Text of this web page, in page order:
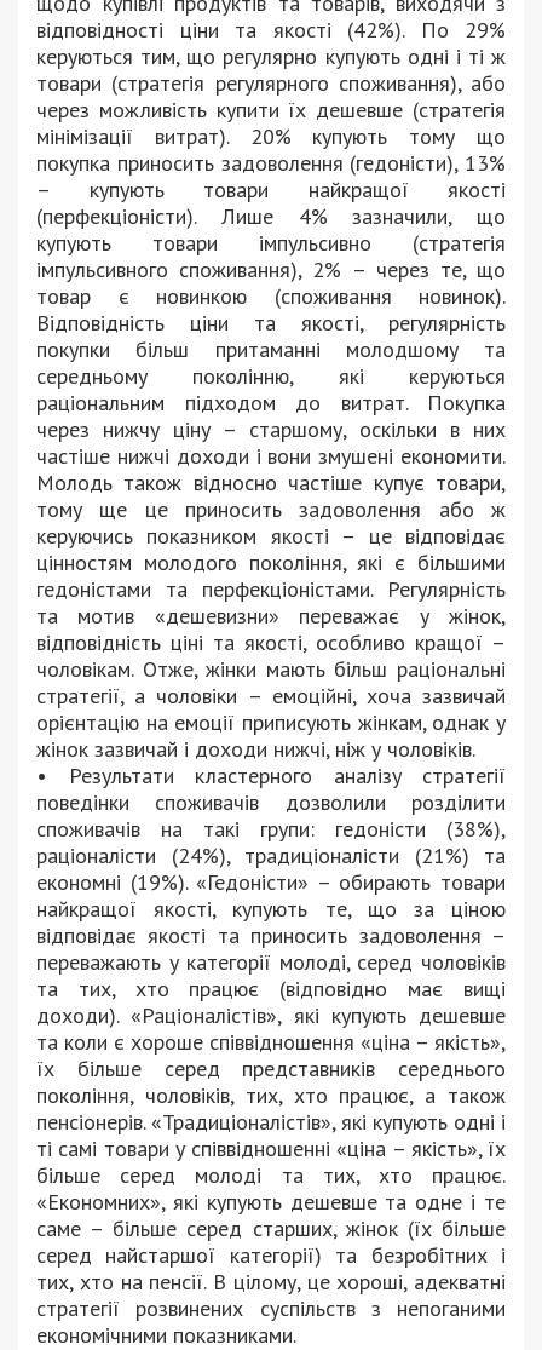
відповідності ціни та якості (42%). По 29%
керуються тим, що регулярно купують одні і ті ж
товари (стратегія регулярного споживання), або
через можливість купити їх дешевше (стратегія
мінімізації витрат). 20% купують тому що
покупка приносить задоволення (гедоністи), 13%
– купують товари найкращої якості
(перфекціоністи). Лише 4% зазначили, що
купують товари імпульсивно (стратегія
імпульсивного споживання), 2% – через те, що
товар є новинкою (споживання новинок).
Відповідність ціни та якості, регулярність
покупки більш притаманні молодшому та
середньому поколінню, які керуються
раціональним підходом до витрат. Покупка
через нижчу ціну – старшому, оскільки в них
частіше нижчі доходи і вони змушені економити.
Молодь також відносно частіше купує товари,
тому ще це приносить задоволення або ж
керуючись показником якості – це відповідає
цінностям молодого покоління, які є більшими
гедоністами та перфекціоністами. Регулярність
та мотив «дешевизни» переважає у жінок,
відповідність ціні та якості, особливо кращої –
чоловікам. Отже, жінки мають більш раціональні
стратегії, а чоловіки – емоційні, хоча зазвичай
орієнтацію на емоції приписують жінкам, однак у
жінок зазвичай і доходи нижчі, ніж у чоловіків.
• Результати кластерного аналізу стратегії
поведінки споживачів дозволили розділити
споживачів на такі групи: гедоністи (38%),
раціоналісти (24%), традиціоналісти (21%) та
економні (19%). «Гедоністи» – обирають товари
найкращої якості, купують те, що за ціною
відповідає якості та приносить задоволення –
переважають у категорії молоді, серед чоловіків
та тих, хто працює (відповідно має вищі
доходи). «Раціоналістів», які купують дешевше
та коли є хороше співвідношення «ціна – якість»,
їх більше серед представників середнього
покоління, чоловіків, тих, хто працює, а також
пенсіонерів. «Традиціоналістів», які купують одні і
ті самі товари у співвідношенні «ціна – якість», їх
більше серед молоді та тих, хто працює.
«Економних», які купують дешевше та одне і те
саме – більше серед старших, жінок (їх більше
серед найстаршої категорії) та безробітних і
тих, хто на пенсії. В цілому, це хороші, адекватні
стратегії розвинених суспільств з непоганими
економічними показниками.